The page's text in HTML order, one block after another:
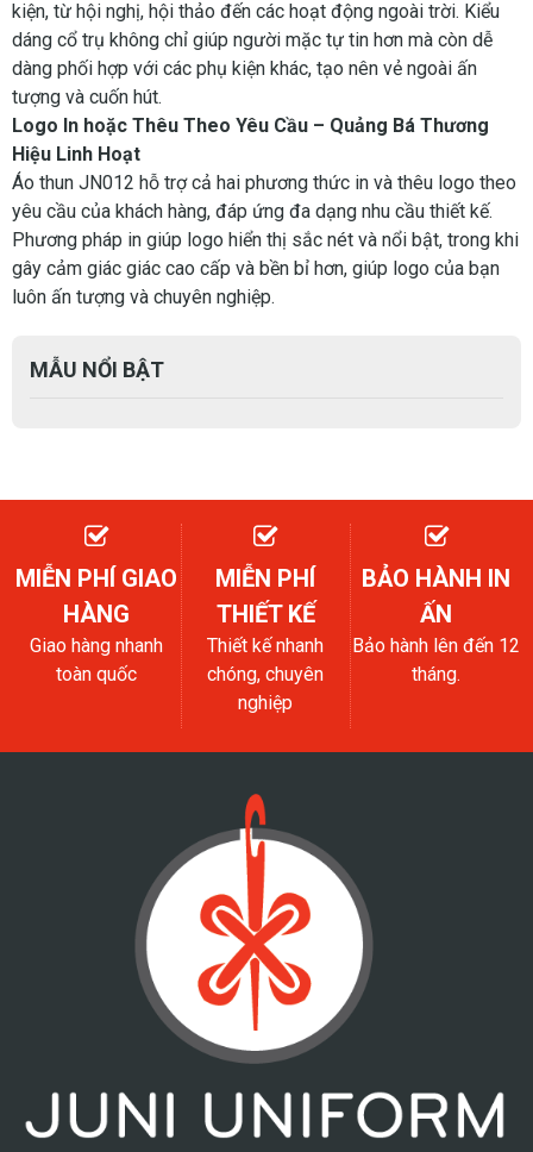
kiện, từ hội nghị, hội thảo đến các hoạt động ngoài trời. Kiểu
dáng cổ trụ không chỉ giúp người mặc tự tin hơn mà còn dễ
dàng phối hợp với các phụ kiện khác, tạo nên vẻ ngoài ấn
tượng và cuốn hút.
Logo In hoặc Thêu Theo Yêu Cầu – Quảng Bá Thương
Hiệu Linh Hoạt
Áo thun JN012 hỗ trợ cả hai phương thức in và thêu logo theo
yêu cầu của khách hàng, đáp ứng đa dạng nhu cầu thiết kế.
Phương pháp in giúp logo hiển thị sắc nét và nổi bật, trong khi
gây cảm giác giác cao cấp và bền bỉ hơn, giúp logo của bạn
luôn ấn tượng và chuyên nghiệp.
MẪU NỔI BẬT
MIỄN PHÍ GIAO
HÀNG
Giao hàng nhanh
toàn quốc
MIỄN PHÍ
THIẾT KẾ
Thiết kế nhanh
chóng, chuyên
nghiệp
BẢO HÀNH IN
ẤN
Bảo hành lên đến 12
tháng.